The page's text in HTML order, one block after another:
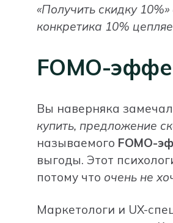
«Получить скидку
конкретика 10%
FOMO-
Вы наверняка
купить, предложение
называемого FOMO-
выгоды. Этот
потому что очень не
Маркетологи и UX-